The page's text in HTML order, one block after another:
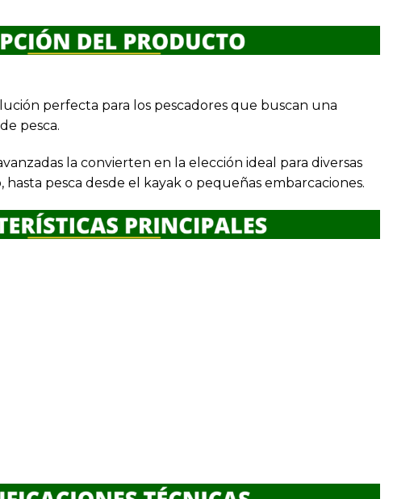
perfecta para los pescadores que buscan una
pesca.
la convierten en la elección ideal para diversas
pesca desde el kayak o pequeñas embarcaciones.